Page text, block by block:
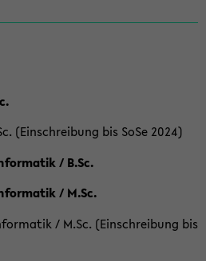
(Einschreibung bis SoSe 2024)
/ B.Sc.
/ M.Sc.
/ M.Sc. (Einschreibung bis